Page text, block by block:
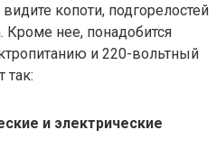
копоти, подгорелостей
Кроме нее, понадобится
и 220-вольтный
так:
и электрические